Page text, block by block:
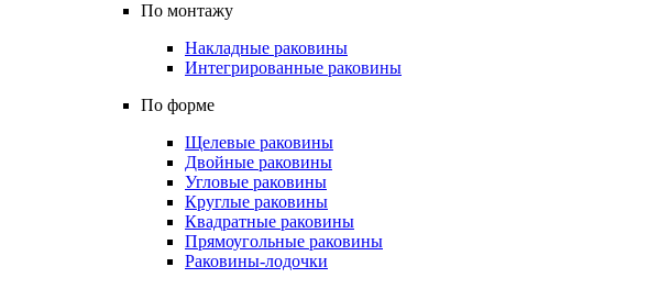
По монтажу
Накладные раковины
Интегрированные раковины
По форме
Щелевые раковины
Двойные раковины
Угловые раковины
Круглые раковины
Квадратные раковины
Прямоугольные раковины
Раковины-лодочки